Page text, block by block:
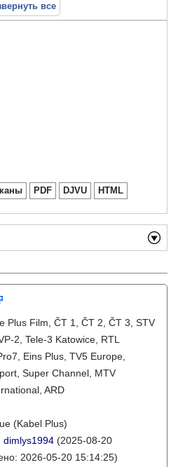
все
PDF DJVU HTML
Plus Film, ČT 1, ČT 2, ČT 3, STV
2, Tele-3 Katowice, RTL
Eins Plus, TV5 Europe,
Super Channel, MTV
ARD
(Kabel Plus)
dimlys1994 (2025-08-20
2026-05-20 15:14:25)